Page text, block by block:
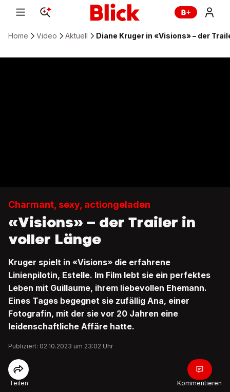
Home Video Aktuell Diane Kruger in «Visions» – der
Charmant, sexy, actiongeladen
«Visions» – der Trailer in
voller Länge
Kruger spielt in «Visions» die erfahrene
Linienpilotin, Estelle. Im Film lebt sie ein perfektes
Leben mit Guillaume, ihrem liebevollen Ehemann.
Eines Tages begegnet sie zufällig Ana, einer
Fotografin, mit der sie vor 20 Jahren eine
leidenschaftliche Affäre hatte.
Publiziert: 02.10.2023 um 23:02 Uhr
Teilen Kommentieren